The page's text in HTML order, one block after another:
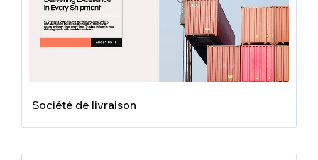
Société de livraison